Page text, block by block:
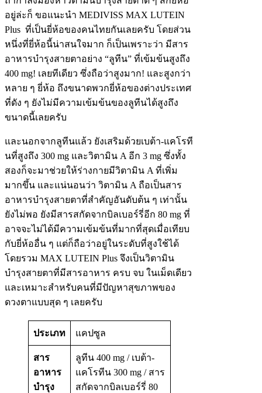
อยู่ล่ะก็ ขอแนะนำ MEDIVISS MAX LUTEIN
Plus ที่เป็นยี่ห้อของคนไทยกันเลยครับ โดยส่วน
หนึ่งที่ยี่ห้อนี้น่าสนใจมาก ก็เป็นเพราะว่า มีสาร
อาหารบำรุงสายตาอย่าง “ลูทีน” ที่เข้มข้นสูงถึง
400 mg! เลยทีเดียว ซึ่งถือว่าสูงมาก! และสูงกว่า
หลาย ๆ ยี่ห้อ ถึงขนาดพวกยี่ห้อของต่างประเทศ
ที่ดัง ๆ ยังไม่มีความเข้มข้นของลูทีนได้สูงถึง
ขนาดนี้เลยครับ
และนอกจากลูทีนแล้ว ยังเสริมด้วยเบต้า-แคโรที
นที่สูงถึง 300 mg และวิตามิน A อีก 3 mg ซึ่งทั้ง
สองก็จะมาช่วยให้ร่างกายมีวิตามิน A ที่เพิ่ม
มากขึ้น และแน่นอนว่า วิตามิน A ถือเป็นสาร
อาหารบำรุงสายตาที่สำคัญอันดับต้น ๆ เท่านั้น
ยังไม่พอ ยังมีสารสกัดจากบิลเบอร์รี่อีก 80 mg ที่
อาจจะไม่ได้มีความเข้มข้นที่มากที่สุดเมื่อเทียบ
กับยี่ห้ออื่น ๆ แต่ก็ถือว่าอยู่ในระดับที่สูงใช้ได้
โดยรวม MAX LUTEIN Plus จึงเป็นวิตามิน
บำรุงสายตาที่มีสารอาหาร ครบ จบ ในเม็ดเดียว
และเหมาะสำหรับคนที่มีปัญหาสุขภาพของ
ดวงตาแบบสุด ๆ เลยครับ
ประเภท แคปซูล
สาร
อาหาร
บำรุง
ลูทีน 400 mg / เบต้า-
แคโรทีน 300 mg / สาร
สกัดจากบิลเบอร์รี่ 80